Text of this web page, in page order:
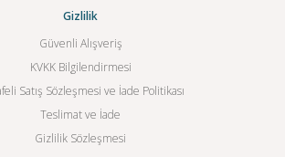
Gizlilik
Güvenli Alışveriş
KVKK Bilgilendirmesi
Satış Sözleşmesi ve İade Politikası
Teslimat ve İade
Gizlilik Sözleşmesi